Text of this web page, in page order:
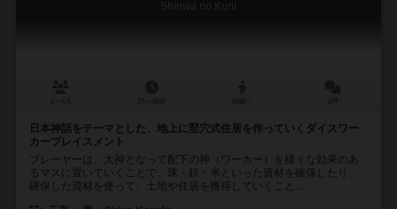
Shinwa no Kuni
日本神話をテーマとした、地上に竪穴式住居を作っていくダイスワー
カープレイスメント
プレーヤーは、大神となって配下の神（ワーカー）を様々な効果のあ
るマスに置いていくことで、珠・鉄・米といった資材を確保したり、
確保した資材を使って、土地や住居を獲得していくこと...